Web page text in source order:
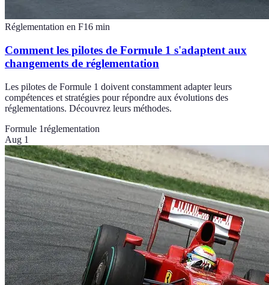
Réglementation en F16 min
Comment les pilotes de Formule 1 s'adaptent aux
changements de réglementation
Les pilotes de Formule 1 doivent constamment adapter leurs
compétences et stratégies pour répondre aux évolutions des
réglementations. Découvrez leurs méthodes.
Formule 1réglementation
Aug 1